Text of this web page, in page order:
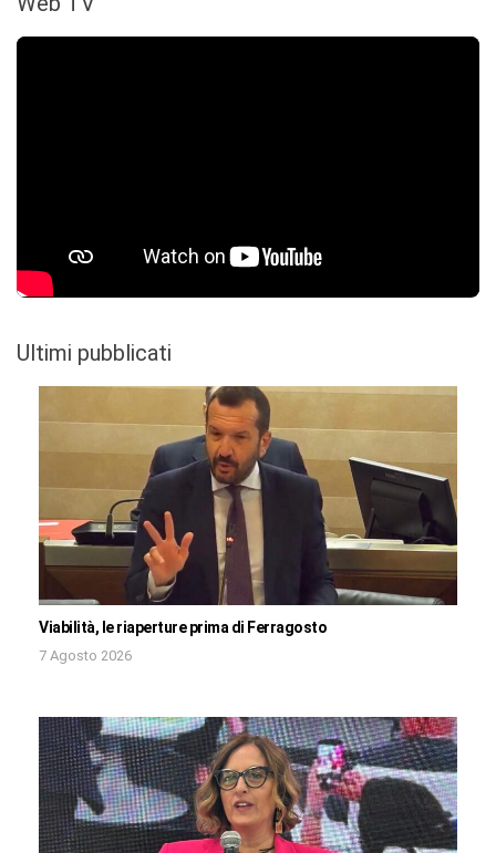
Ultimi pubblicati
Viabilità, le riaperture prima di Ferragosto
7 Agosto 2026